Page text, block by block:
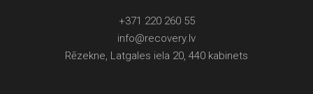
+371 220 260 55
info@recovery.lv
Rēzekne, Latgales iela 20, 440 kabinets